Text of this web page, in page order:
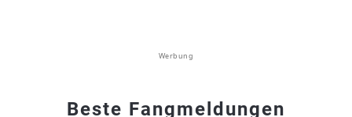
Werbung
Beste Fangmeldungen